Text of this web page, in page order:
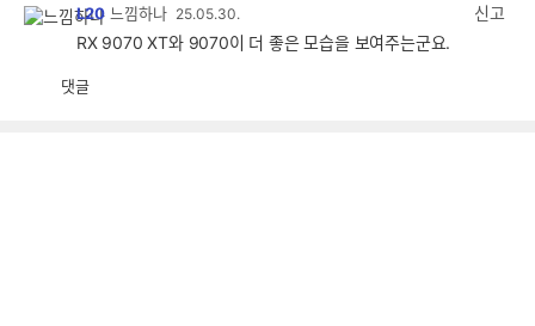
L20 느낌하나 25.05.30.
신고
RX 9070 XT와 9070이 더 좋은 모습을 보여주는군요.
댓글